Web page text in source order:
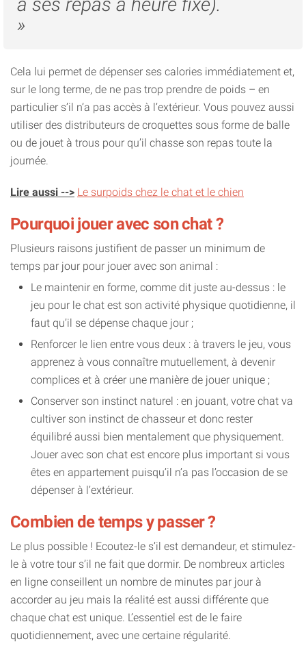
»
Cela lui permet de dépenser ses calories immédiatement et,
sur le long terme, de ne pas trop prendre de poids – en
particulier s’il n’a pas accès à l’extérieur. Vous pouvez aussi
utiliser des distributeurs de croquettes sous forme de balle
ou de jouet à trous pour qu’il chasse son repas toute la
journée.
Lire aussi --> Le surpoids chez le chat et le chien
Pourquoi jouer avec son chat ?
Plusieurs raisons justifient de passer un minimum de
temps par jour pour jouer avec son animal :
Le maintenir en forme, comme dit juste au-dessus : le
jeu pour le chat est son activité physique quotidienne, il
faut qu’il se dépense chaque jour ;
Renforcer le lien entre vous deux : à travers le jeu, vous
apprenez à vous connaître mutuellement, à devenir
complices et à créer une manière de jouer unique ;
Conserver son instinct naturel : en jouant, votre chat va
cultiver son instinct de chasseur et donc rester
équilibré aussi bien mentalement que physiquement.
Jouer avec son chat est encore plus important si vous
êtes en appartement puisqu’il n’a pas l’occasion de se
dépenser à l’extérieur.
Combien de temps y passer ?
Le plus possible ! Ecoutez-le s’il est demandeur, et stimulez-
le à votre tour s’il ne fait que dormir. De nombreux articles
en ligne conseillent un nombre de minutes par jour à
accorder au jeu mais la réalité est aussi différente que
chaque chat est unique. L’essentiel est de le faire
quotidiennement, avec une certaine régularité.